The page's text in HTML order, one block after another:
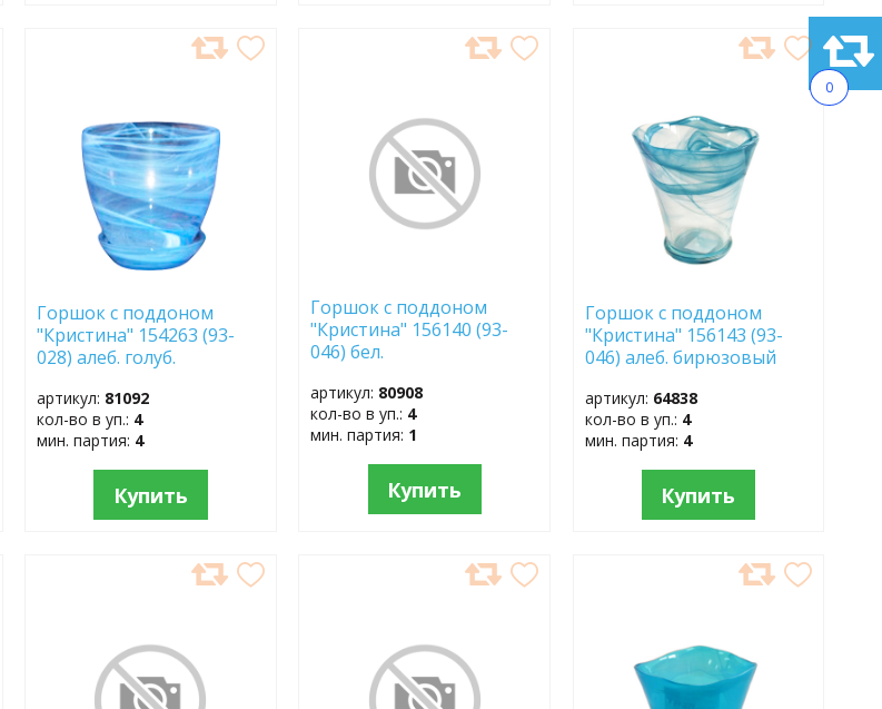
0
Горшок с поддоном
"Кристина" 154263 (93-
028) алеб. голуб.
артикул: 81092
кол-во в уп.: 4
мин. партия: 4
Купить
Горшок с поддоном
"Кристина" 156140 (93-
046) бел.
артикул: 80908
кол-во в уп.: 4
мин. партия: 1
Купить
Горшок с поддоном
"Кристина" 156143 (93-
046) алеб. бирюзовый
артикул: 64838
кол-во в уп.: 4
мин. партия: 4
Купить